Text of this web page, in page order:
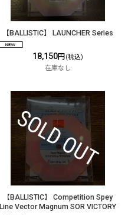
【BALLISTIC】 LAUNCHER Series
18,150円 (税込)
在庫なし
【BALLISTIC】 Competition Spey
Line Vector Magnum SOR VICTORY